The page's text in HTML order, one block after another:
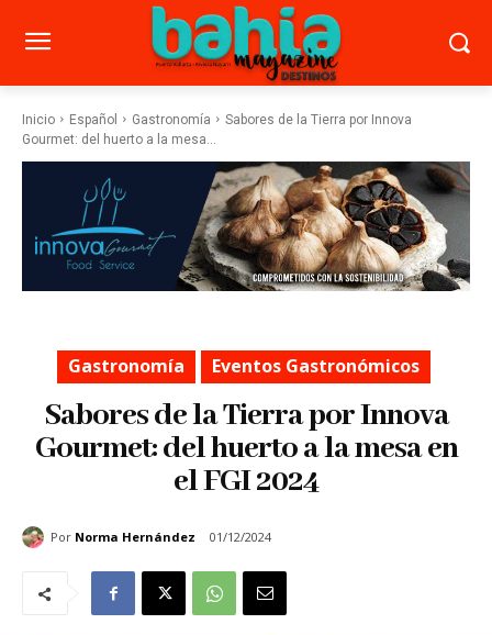
Inicio Español Gastronomía
Sabores de la Tierra por Innova
Gourmet: del huerto a la mesa...
Gastronomía Eventos Gastronómicos
Sabores de la Tierra por Innova
Gourmet: del huerto a la mesa en
el FGI 2024
Por Norma Hernández 01/12/2024